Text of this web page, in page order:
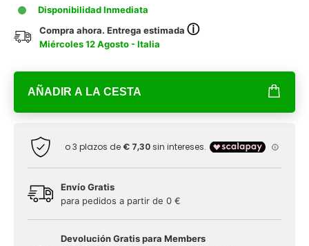
Disponibilidad Inmediata
Compra ahora. Entrega estimadaⓘ
Miércoles 12 Agosto - Italia
AÑADIR A LA CESTA
Envío Gratis
para pedidos a partir de 0 €
Devolución Gratis para Members